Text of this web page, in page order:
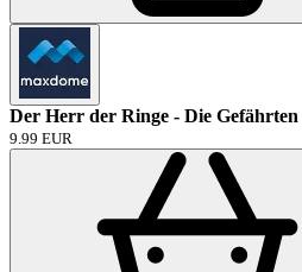
Der Herr der Ringe - Die Gefährten
9.99 EUR